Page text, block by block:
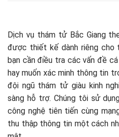
Dịch vụ thám tử Bắc Giang
được thiết kế dành riêng cho
bạn cần điều tra các vấn đề cá
hay muốn xác minh thông tin
đội ngũ thám tử giàu kinh
sàng hỗ trợ. Chúng tôi sử
công nghệ tiên tiến cùng
thu thập thông tin một cách